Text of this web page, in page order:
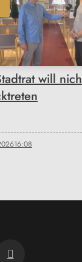
will
16:08